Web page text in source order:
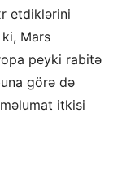
etdiklərini
Mars
peyki rabitə
görə də
itkisi